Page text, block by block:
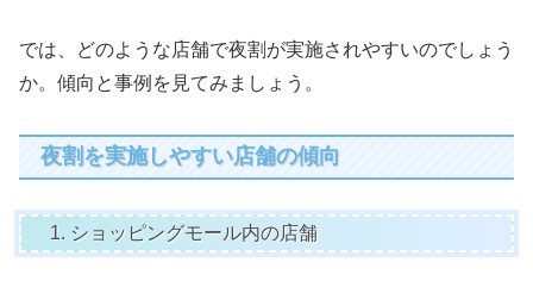
では、どのような店舗で夜割が実施されやすいのでしょう
か。傾向と事例を見てみましょう。
夜割を実施しやすい店舗の傾向
1. ショッピングモール内の店舗